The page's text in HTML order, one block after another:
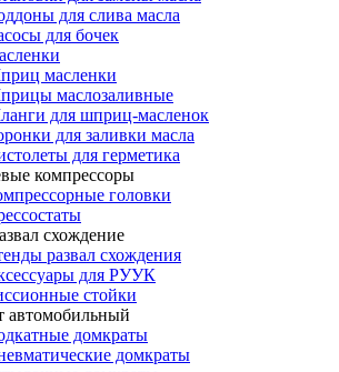
для слива масла
для бочек
масленки
маслозаливные
для шприц-масленок
для заливки масла
для герметика
компрессоры
головки
схождение
развал схождения
для РУУК
стойки
автомобильный
домкраты
домкраты